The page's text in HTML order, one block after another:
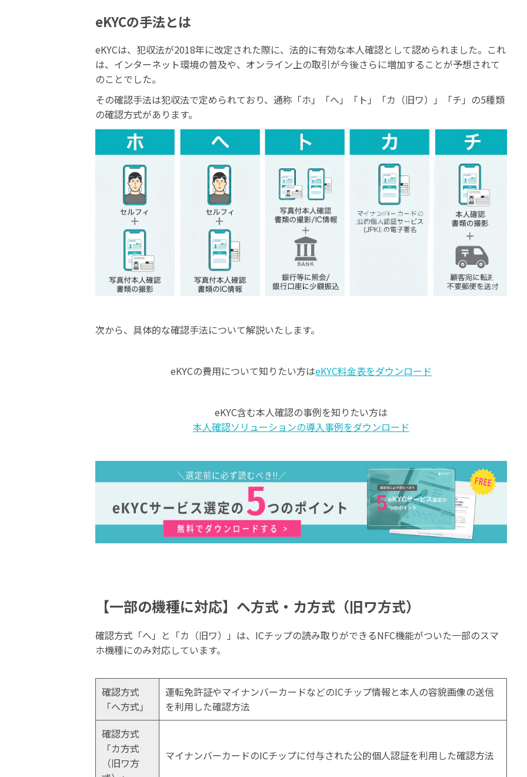
eKYCの手法とは
eKYCは、犯収法が2018年に改定された際に、法的に有効な本人確認として認められました。これ
は、インターネット環境の普及や、オンライン上の取引が今後さらに増加することが予想されて
のことでした。
その確認手法は犯収法で定められており、通称「ホ」「へ」「ト」「カ（旧ワ）」「チ」の5種類
の確認方式があります。
次から、具体的な確認手法について解説いたします。
eKYCの費用について知りたい方はeKYC料金表をダウンロード
eKYC含む本人確認の事例を知りたい方は
本人確認ソリューションの導入事例をダウンロード
【一部の機種に対応】ヘ方式・カ方式（旧ワ方式）
確認方式「へ」と「カ（旧ワ）」は、ICチップの読み取りができるNFC機能がついた一部のスマ
ホ機種にのみ対応しています。
確認方式
「へ方式」
運転免許証やマイナンバーカードなどのICチップ情報と本人の容貌画像の送信
を利用した確認方法
確認方式
「カ方式
（旧ワ方
マイナンバーカードのICチップに付与された公的個人認証を利用した確認方法